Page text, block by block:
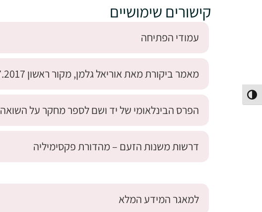
הפעל/כבה ניגודיות גבוהה
קישורים שימושיים
עמודי הפתיחה
מאמר ביקורת מאת אוריאל גלמן, מקור ראשון 21.7.2017
הפרס הבינלאומי של יד ושם לספר מחקר על השואה
דרשות משנות הזעם – מהדורת פקסימיליה
למאגר המידע המלא